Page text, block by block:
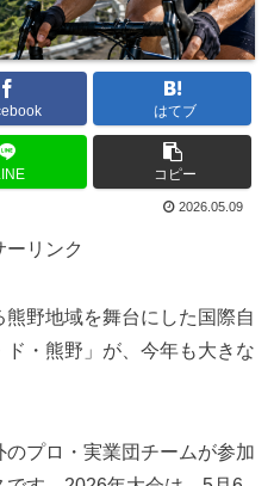
はてブ
コピー
2026.05.09
ーリンク
野地域を舞台にした国際自
・熊野」が、今年も大きな
プロ・実業団チームが参加